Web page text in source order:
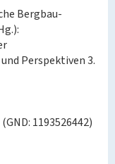
Bergbau-
Perspektiven 3.
1193526442)